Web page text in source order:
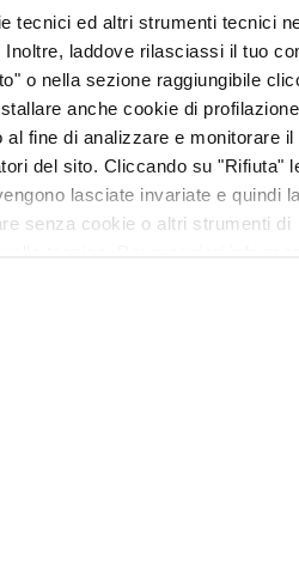
tecnici ed altri strumenti tecnici
laddove rilasciassi il tuo
o nella sezione raggiungibile
anche cookie di
fine di analizzare e monitorare il
del sito. Cliccando su "Rifiuta"
lasciate invariate e quindi
senza cookie o altri strumenti di
Massa Carrara, Lucca e La
Spezia di offrire
gratuitamente assistenza
medico specialistica a
pazienti oncologici, di
traportare gratuitamente
gli assistititi presso centri
di terapia e di promuovere